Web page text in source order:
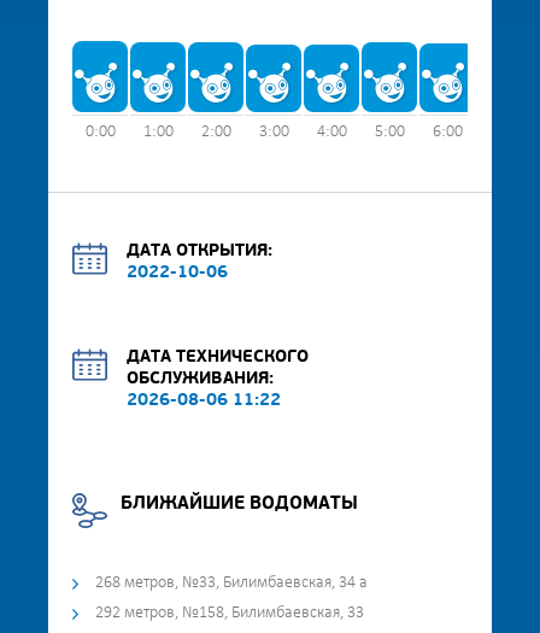
0:00 1:00 2:00 3:00 4:00 5:00 6:00
ДАТА ОТКРЫТИЯ:
2022-10-06
ДАТА ТЕХНИЧЕСКОГО
ОБСЛУЖИВАНИЯ:
2026-08-06 11:22
БЛИЖАЙШИЕ ВОДОМАТЫ
268 метров, №33, Билимбаевская, 34 а
292 метров, №158, Билимбаевская, 33